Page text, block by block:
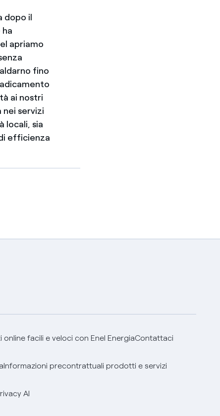
dopo il
apriamo
fino
ai nostri
servizi
locali, sia
efficienza
online facili e veloci con Enel EnergiaContattaci
Informazioni precontrattuali prodotti e servizi
AI